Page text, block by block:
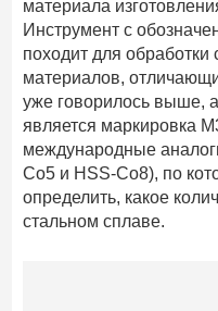
материала
Инструмент с
походит для
материалов,
уже говорилось выше,
является маркировка
международные
Co5 и HSS-Co8), по
определить, какое
стальном сплаве.